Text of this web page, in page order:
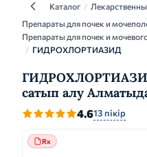
КаталогКаталог /
Препараты для почек и
Препараты для почек и
/ ГИДРОХЛОРТИАЗИД
сатып алу
4.613 пікір
Rx